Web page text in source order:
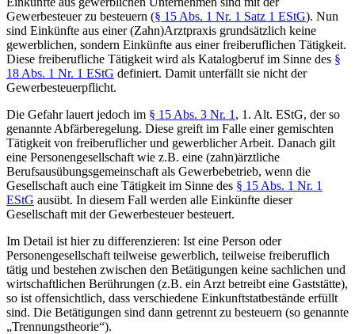
Gewerbesteuer zu besteuern (§ 15 Abs. 1 Nr. 1 Satz 1 EStG). Nun
sind Einkünfte aus einer (Zahn)Arztpraxis grundsätzlich keine
gewerblichen, sondern Einkünfte aus einer freiberuflichen Tätigkeit.
Diese freiberufliche Tätigkeit wird als Katalogberuf im Sinne des §
18 Abs. 1 Nr. 1 EStG definiert. Damit unterfällt sie nicht der
Gewerbesteuerpflicht.
Die Gefahr lauert jedoch im § 15 Abs. 3 Nr. 1 , 1. Alt. EStG, der so
genannte Abfärberegelung. Diese greift im Falle einer gemischten
Tätigkeit von freiberuflicher und gewerblicher Arbeit. Danach gilt
eine Personengesellschaft wie z.B. eine (zahn)ärztliche
Berufsausübungsgemeinschaft als Gewerbebetrieb, wenn die
Gesellschaft auch eine Tätigkeit im Sinne des § 15 Abs. 1 Nr. 1
EStG ausübt. In diesem Fall werden alle Einkünfte dieser
Gesellschaft mit der Gewerbesteuer besteuert.
Im Detail ist hier zu differenzieren: Ist eine Person oder
Personengesellschaft teilweise gewerblich, teilweise freiberuflich
tätig und bestehen zwischen den Betätigungen keine sachlichen und
wirtschaftlichen Berührungen (z.B. ein Arzt betreibt eine Gaststätte),
so ist offensichtlich, dass verschiedene Einkunftstatbestände erfüllt
sind. Die Betätigungen sind dann getrennt zu besteuern (so genannte
„Trennungstheorie“).